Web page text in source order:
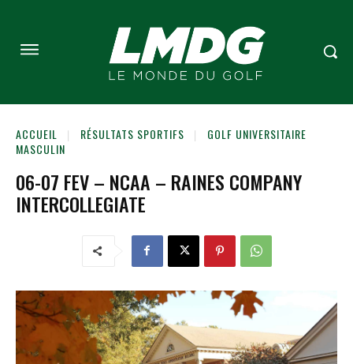
ACCUEIL RÉSULTATS SPORTIFS
GOLF UNIVERSITAIRE
MASCULIN
06-07 FEV – NCAA – RAINES COMPANY
INTERCOLLEGIATE